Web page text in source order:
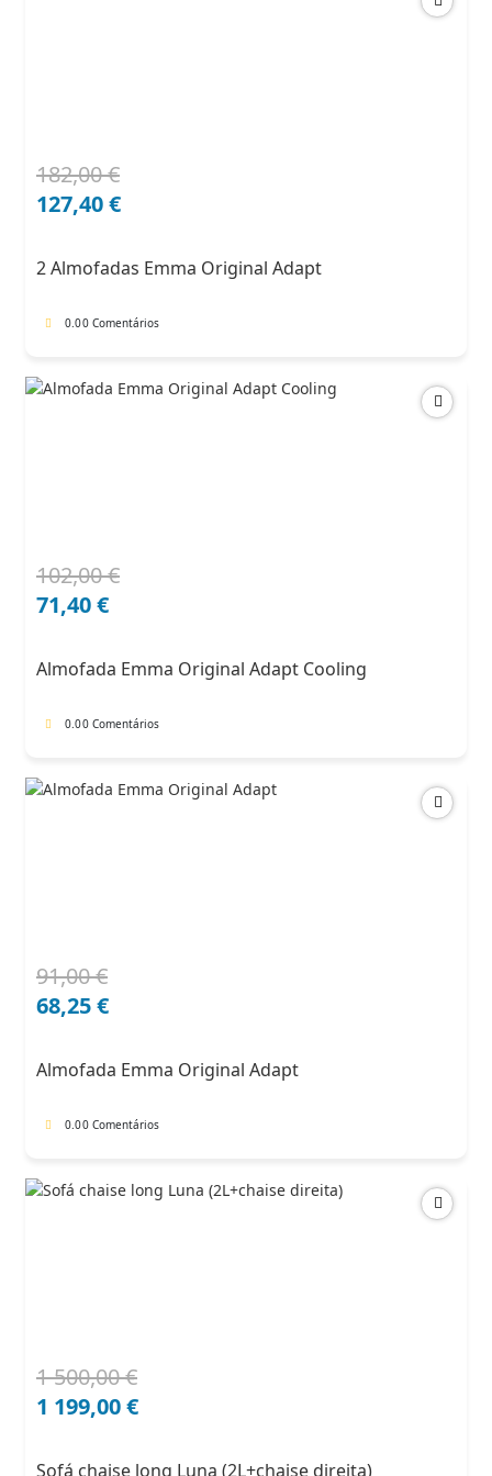
182,00€
O
preço
182,00 €.
127,40€
O
preço
127,40 €.
2 Almofadas Emma Original Adapt
0.00 Comentários
102,00€
O
preço
102,00 €.
71,40€
O
preço
71,40 €.
Almofada Emma Original Adapt Cooling
0.00 Comentários
91,00€
O
preço
91,00 €.
68,25€
O
preço
68,25 €.
Almofada Emma Original Adapt
0.00 Comentários
1 500,00€
O
preço
1 199,00€
O
preço
Sofá chaise long Luna (2L+chaise direita)